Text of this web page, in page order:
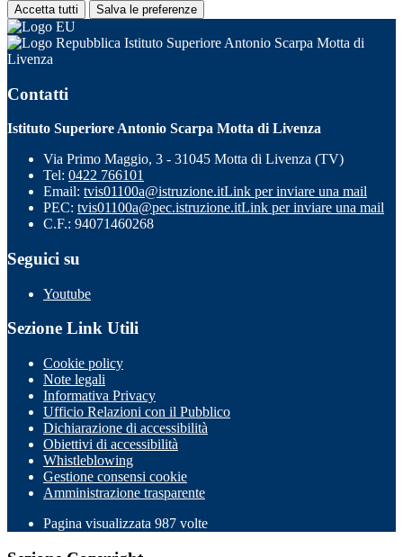
Accetta tutti Salva le preferenze
Istituto Superiore Antonio Scarpa Motta di
Livenza
Contatti
Istituto Superiore Antonio Scarpa Motta di Livenza
Via Primo Maggio, 3 - 31045 Motta di Livenza (TV)
Tel: 0422 766101
Email: tvis01100a@istruzione.itLink per inviare una mail
PEC: tvis01100a@pec.istruzione.itLink per inviare una mail
C.F.: 94071460268
Seguici su
Youtube
Sezione Link Utili
Cookie policy
Note legali
Informativa Privacy
Ufficio Relazioni con il Pubblico
Dichiarazione di accessibilità
Obiettivi di accessibilità
Whistleblowing
Gestione consensi cookie
Amministrazione trasparente
Pagina visualizzata 987 volte